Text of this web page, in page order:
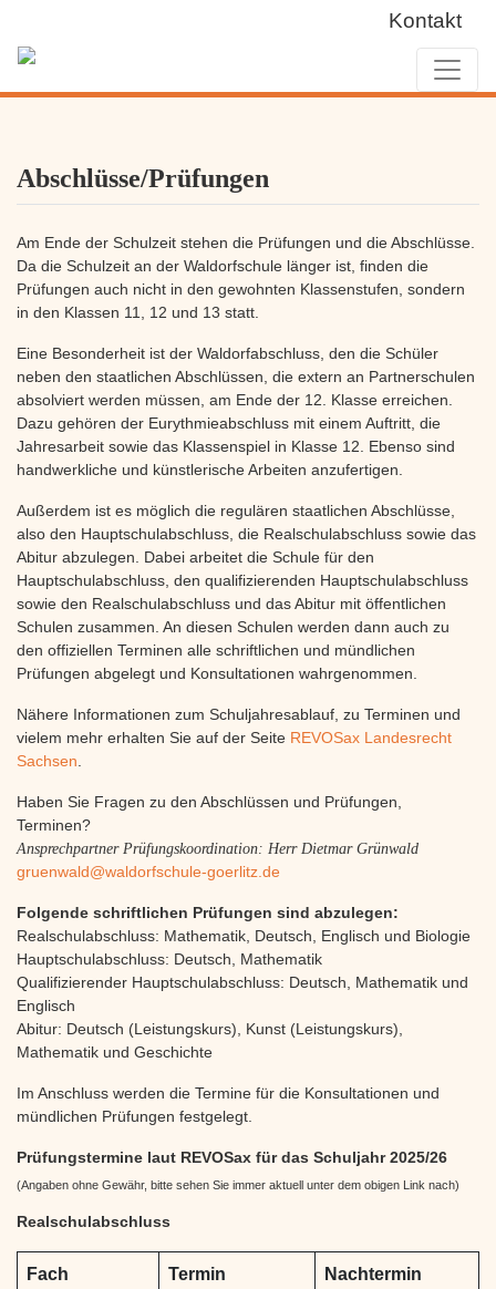
Kontakt
Abschlüsse/Prüfungen
Am Ende der Schulzeit stehen die Prüfungen und die Abschlüsse.
Da die Schulzeit an der Waldorfschule länger ist, finden die
Prüfungen auch nicht in den gewohnten Klassenstufen, sondern
in den Klassen 11, 12 und 13 statt.
Eine Besonderheit ist der Waldorfabschluss, den die Schüler
neben den staatlichen Abschlüssen, die extern an Partnerschulen
absolviert werden müssen, am Ende der 12. Klasse erreichen.
Dazu gehören der Eurythmieabschluss mit einem Auftritt, die
Jahresarbeit sowie das Klassenspiel in Klasse 12. Ebenso sind
handwerkliche und künstlerische Arbeiten anzufertigen.
Außerdem ist es möglich die regulären staatlichen Abschlüsse,
also den Hauptschulabschluss, die Realschulabschluss sowie das
Abitur abzulegen. Dabei arbeitet die Schule für den
Hauptschulabschluss, den qualifizierenden Hauptschulabschluss
sowie den Realschulabschluss und das Abitur mit öffentlichen
Schulen zusammen. An diesen Schulen werden dann auch zu
den offiziellen Terminen alle schriftlichen und mündlichen
Prüfungen abgelegt und Konsultationen wahrgenommen.
Nähere Informationen zum Schuljahresablauf, zu Terminen und
vielem mehr erhalten Sie auf der Seite REVOSax Landesrecht
Sachsen
Haben Sie Fragen zu den Abschlüssen und Prüfungen,
Terminen?
Ansprechpartner Prüfungskoordination: Herr Dietmar Grünwald
gruenwald@waldorfschule-goerlitz.de
Folgende schriftlichen Prüfungen sind abzulegen:
Realschulabschluss: Mathematik, Deutsch, Englisch und Biologie
Hauptschulabschluss: Deutsch, Mathematik
Qualifizierender Hauptschulabschluss: Deutsch, Mathematik und
Englisch
Abitur: Deutsch (Leistungskurs), Kunst (Leistungskurs),
Mathematik und Geschichte
Im Anschluss werden die Termine für die Konsultationen und
mündlichen Prüfungen festgelegt.
Prüfungstermine laut REVOSax für das Schuljahr 2025/26
(Angaben ohne Gewähr, bitte sehen Sie immer aktuell unter dem obigen Link nach)
Realschulabschluss
Fach Termin Nachtermin